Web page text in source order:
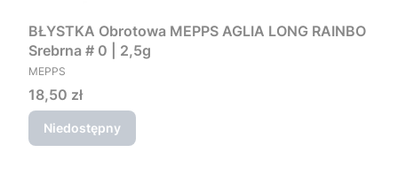
BŁYSTKA Obrotowa MEPPS AGLIA LONG RAINBO
Srebrna # 0 | 2,5g
PRODUCENT
MEPPS
Cena
18,50 zł
Niedostępny